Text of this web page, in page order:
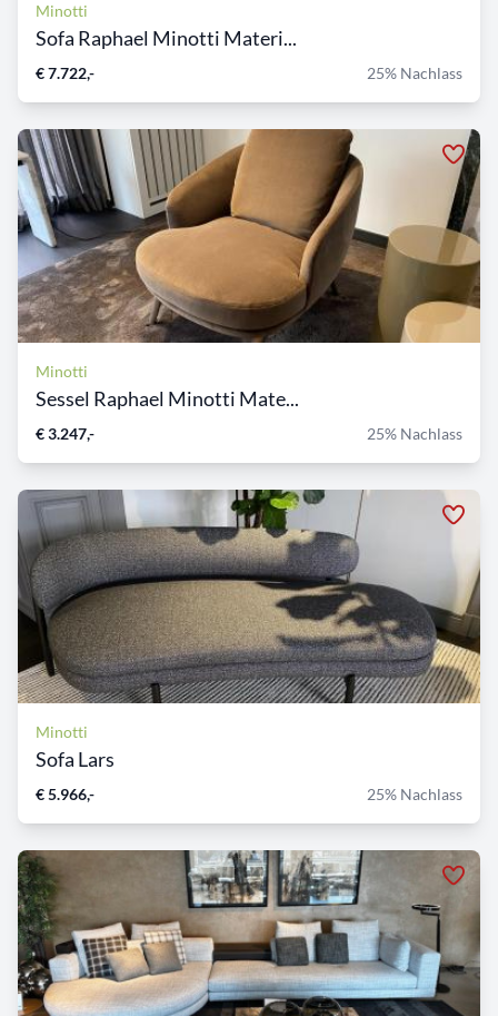
Minotti
Sofa Raphael Minotti Materi...
€ 7.722,- 25% Nachlass
Minotti
Sessel Raphael Minotti Mate...
€ 3.247,- 25% Nachlass
Minotti
Sofa Lars
€ 5.966,- 25% Nachlass